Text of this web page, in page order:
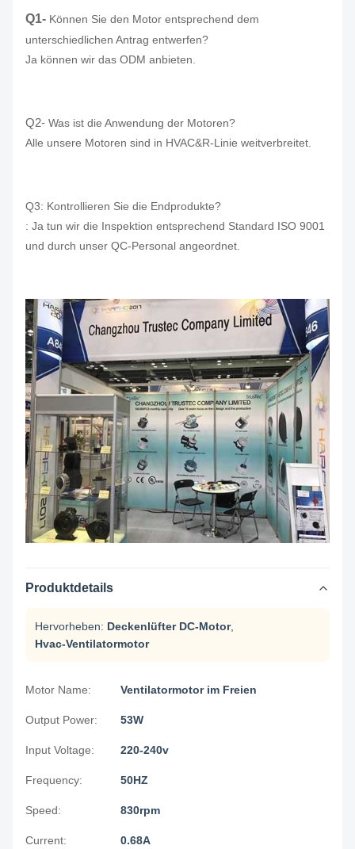
Q1- Können Sie den Motor entsprechend dem
unterschiedlichen Antrag entwerfen?
Ja können wir das ODM anbieten.
Q2- Was ist die Anwendung der Motoren?
Alle unsere Motoren sind in HVAC&R-Linie weitverbreitet.
Q3: Kontrollieren Sie die Endprodukte?
: Ja tun wir die Inspektion entsprechend Standard ISO 9001
und durch unser QC-Personal angeordnet.
Produktdetails
Hervorheben: Deckenlüfter DC-Motor,
Hvac-Ventilatormotor
Motor Name: Ventilatormotor im Freien
Output Power: 53W
Input Voltage: 220-240v
Frequency: 50HZ
Speed: 830rpm
Current: 0.68A